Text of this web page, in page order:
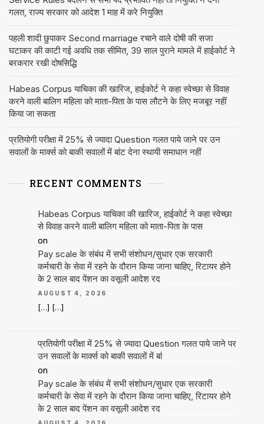
गलत, राज्य सरकार को आदेश 1 माह में करे नियुक्ति
पहली शादी छुपाकर Second marriage रचाने वाले दोषी की सजा
घटाकर की काटी गई अवधि तक सीमित, 39 साल पुराने मामले में हाईकोर्ट ने
बरकरार रखी दोषसिद्धि
Habeas Corpus याचिका की खारिज, हाईकोर्ट ने कहा स्वेच्छा से विवाह
करने वाली बालिग महिला को माता-पिता के पास लौटने के लिए मजबूर नहीं
किया जा सकता
प्रतियोगी परीक्षा में 25% से ज्यादा Question गलत पाये जाने पर उन
सवालों के मार्क्स को बाकी सवालों में बांट देना स्थायी समाधान नहीं
RECENT COMMENTS
Habeas Corpus याचिका की खारिज, हाईकोर्ट ने कहा स्वेच्छा
से विवाह करने वाली बालिग महिला को माता-पिता के पास
on
Pay scale के संबंध में सभी संशोधन/सुधार एक सरकारी
कर्मचारी के सेवा में रहने के दौरान किया जाना चाहिए, रिटायर होने
के 2 साल बाद पेंशन का वसूली आदेश रद
AUGUST 4, 2026
[…] […]
प्रतियोगी परीक्षा में 25% से ज्यादा Question गलत पाये जाने पर
उन सवालों के मार्क्स को बाकी सवालों में बां
on
Pay scale के संबंध में सभी संशोधन/सुधार एक सरकारी
कर्मचारी के सेवा में रहने के दौरान किया जाना चाहिए, रिटायर होने
के 2 साल बाद पेंशन का वसूली आदेश रद